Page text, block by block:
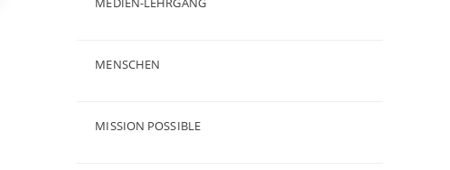
MENSCHEN
MISSION POSSIBLE